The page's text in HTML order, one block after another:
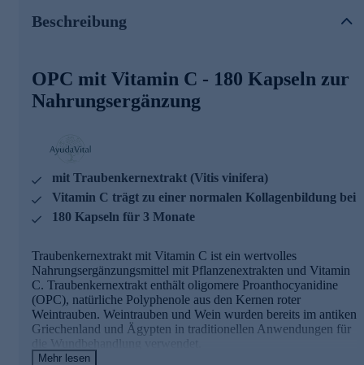
OPC mit Vitamin C - Zutaten und Wirkstoffe
Tagesdosis, standardisiert auf =95 % OPC
Vitamin C - 80 mg pro Tagesdosis (100 % NRV)
Vitamin C trägt zu einer normalen Kollagenbildung für
eine normale Funktion der Haut bei
AyudaVital - einfach, pflanzlich, ayurvedisch
AyudaVital macht die Erfahrungen der ayurvedischen
Pflanzenlehre für den Alltag nutzbar. Dem Team von
AyudaVital ist es besonders wichtig, dass Sie genau wissen,
was Sie einnehmen. Deshalb folgt jedes Produkt dem
Hauptinhaltsstoff, ein ergänzender Mikronährstoff. Nicht
mehr. Was keinen Beitrag leistet, kommt nicht in die Kapsel.
Bestellen Sie gleich hier ganz bequem im Onlineshop.
Beschreibung
OPC mit Vitamin C - 180 Kapseln zur
Nahrungsergänzung
mit Traubenkernextrakt (Vitis vinifera)
Vitamin C trägt zu einer normalen Kollagenbildung bei
180 Kapseln für 3 Monate
Traubenkernextrakt mit Vitamin C ist ein wertvolles
Nahrungsergänzungsmittel mit Pflanzenextrakten und Vitamin
C. Traubenkernextrakt enthält oligomere Proanthocyanidine
(OPC), natürliche Polyphenole aus den Kernen roter
Weintrauben. Weintrauben und Wein wurden bereits im antiken
Griechenland und Ägypten in traditionellen Anwendungen für
die Wundbehandlung verwendet.
Mehr lesen